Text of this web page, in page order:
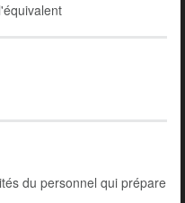
du personnel qui prépare